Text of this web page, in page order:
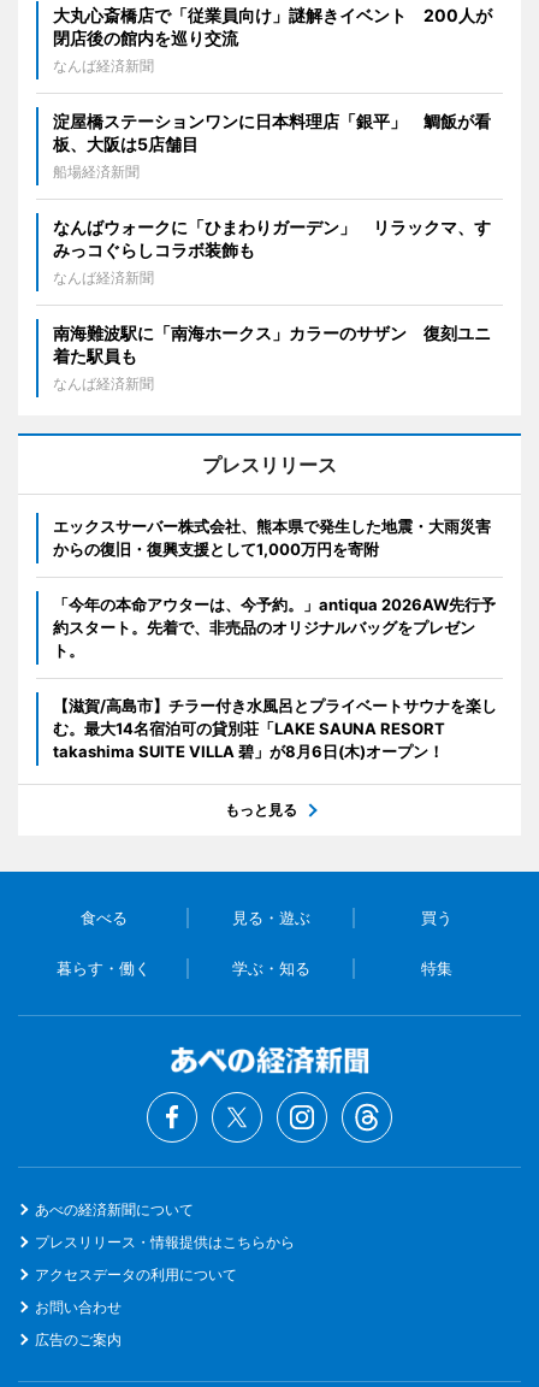
大丸心斎橋店で「従業員向け」謎解きイベント 200人が
閉店後の館内を巡り交流
なんば経済新聞
淀屋橋ステーションワンに日本料理店「銀平」 鯛飯が看
板、大阪は5店舗目
船場経済新聞
なんばウォークに「ひまわりガーデン」 リラックマ、す
みっコぐらしコラボ装飾も
なんば経済新聞
南海難波駅に「南海ホークス」カラーのサザン 復刻ユニ
着た駅員も
なんば経済新聞
プレスリリース
エックスサーバー株式会社、熊本県で発生した地震・大雨災害
からの復旧・復興支援として1,000万円を寄附
「今年の本命アウターは、今予約。」antiqua 2026AW先行予
約スタート。先着で、非売品のオリジナルバッグをプレゼン
ト。
【滋賀/高島市】チラー付き水風呂とプライベートサウナを楽し
む。最大14名宿泊可の貸別荘「LAKE SAUNA RESORT
takashima SUITE VILLA 碧」が8月6日(木)オープン！
もっと見る
食べる 見る・遊ぶ 買う
暮らす・働く 学ぶ・知る 特集
あべの経済新聞について
プレスリリース・情報提供はこちらから
アクセスデータの利用について
お問い合わせ
広告のご案内